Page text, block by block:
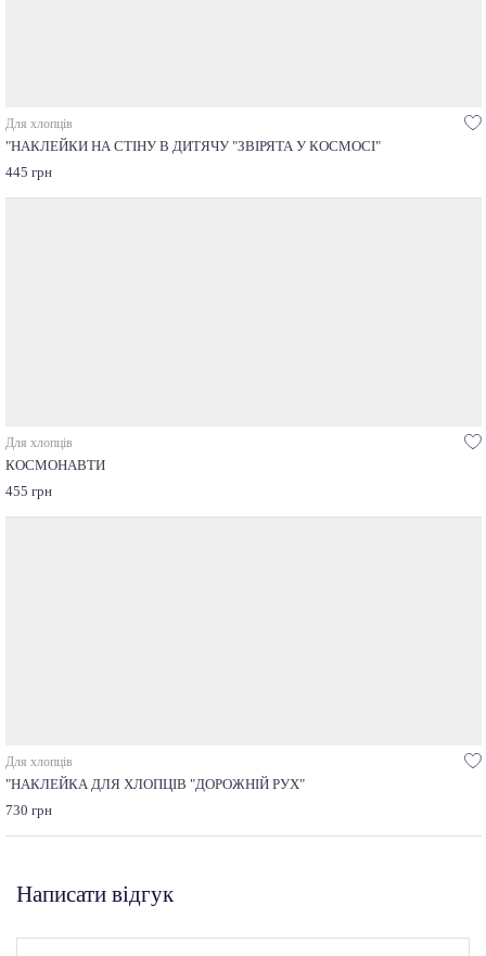
Для хлопців
"НАКЛЕЙКИ НА СТІНУ В ДИТЯЧУ "ЗВІРЯТА У КОСМОСІ"
445 грн
Для хлопців
КОСМОНАВТИ
455 грн
Для хлопців
"НАКЛЕЙКА ДЛЯ ХЛОПЦІВ "ДОРОЖНІЙ РУХ"
730 грн
Написати відгук